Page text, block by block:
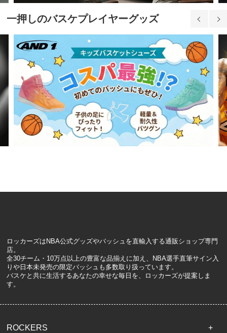
一押しのバスケプレイヤーグッズ
ロッカーズはNBA公式グッズやバッシュを直輸入する通販ショップ専門
店。
全30チーム・10万点以上の豊富な品揃えに加え、NBA選手直筆サイン入
りや日本未発売の限定バッシュも多数取り扱っています。
バスケと共に生活するあなたの幸せな毎日を、ロッカーズが提案しま
す。
ROCKERS